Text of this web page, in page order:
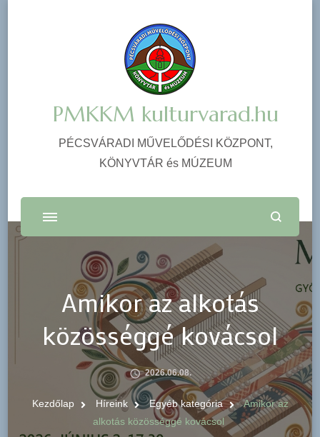
PMKKM kulturvarad.hu
PÉCSVÁRADI MŰVELŐDÉSI KÖZPONT,
KÖNYVTÁR és MÚZEUM
Amikor az alkotás
közösséggé kovácsol
2026.06.08.
Kezdőlap Híreink Egyéb kategória
Amikor az
alkotás közösséggé kovácsol